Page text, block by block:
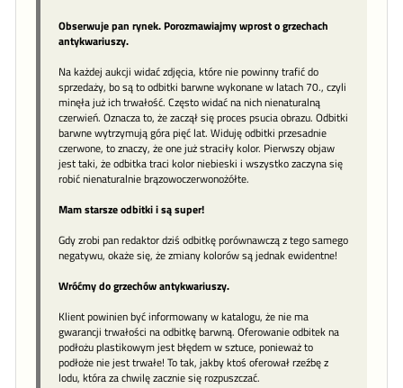
Obserwuje pan rynek. Porozmawiajmy wprost o grzechach
antykwariuszy.
Na każdej aukcji widać zdjęcia, które nie powinny trafić do
sprzedaży, bo są to odbitki barwne wykonane w latach 70., czyli
minęła już ich trwałość. Często widać na nich nienaturalną
czerwień. Oznacza to, że zaczął się proces psucia obrazu. Odbitki
barwne wytrzymują góra pięć lat. Widuję odbitki przesadnie
czerwone, to znaczy, że one już straciły kolor. Pierwszy objaw
jest taki, że odbitka traci kolor niebieski i wszystko zaczyna się
robić nienaturalnie brązowoczerwonożółte.
Mam starsze odbitki i są super!
Gdy zrobi pan redaktor dziś odbitkę porównawczą z tego samego
negatywu, okaże się, że zmiany kolorów są jednak ewidentne!
Wróćmy do grzechów antykwariuszy.
Klient powinien być informowany w katalogu, że nie ma
gwarancji trwałości na odbitkę barwną. Oferowanie odbitek na
podłożu plastikowym jest błędem w sztuce, ponieważ to
podłoże nie jest trwałe! To tak, jakby ktoś oferował rzeźbę z
lodu, która za chwilę zacznie się rozpuszczać.